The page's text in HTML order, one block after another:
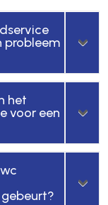
probleem
het
voor een